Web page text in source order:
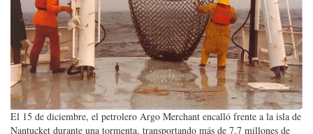
El 15 de diciembre, el petrolero Argo Merchant encalló frente a la isla de
Nantucket durante una tormenta, transportando más de 7,7 millones de